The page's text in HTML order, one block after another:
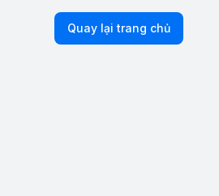
Quay lại trang chủ